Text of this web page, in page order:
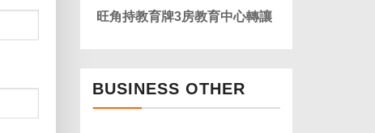
旺角持教育牌3房教育中心轉讓
BUSINESS OTHER